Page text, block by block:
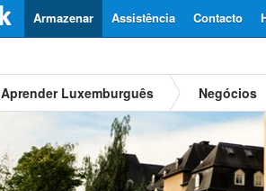
Contacto
Assistência
Armazenar
Aprender Luxemburguês Negócios